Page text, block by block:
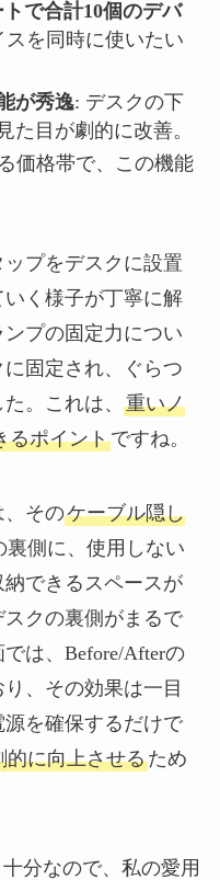
で合計10個のデバ
を同時に使いたい
が秀逸: デスクの下
た目が劇的に改善。
価格帯で、この機能
プをデスクに設置
く様子が丁寧に解
プの固定力につい
固定され、ぐらつ
。これは、
重いノ
るポイントですね。
、そのケーブル隠し
側に、使用しない
できるスペースが
クの裏側がまるで
は、Before/Afterの
、その効果は一目
を確保するだけで
的に向上させるため
分なので、私の愛用